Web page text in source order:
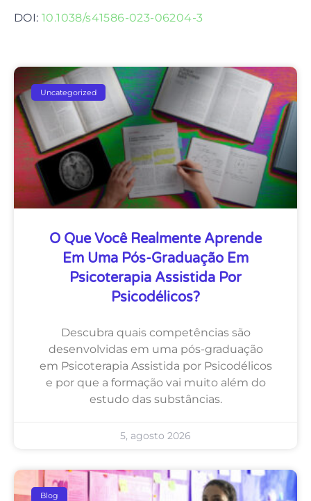
DOI:10.1038/s41586-023-06204-3
Uncategorized
O Que Você Realmente Aprende
Em Uma Pós-Graduação Em
Psicoterapia Assistida Por
Psicodélicos?
Descubra quais competências são
desenvolvidas em uma pós-graduação
em Psicoterapia Assistida por Psicodélicos
e por que a formação vai muito além do
estudo das substâncias.
5, agosto 2026
Blog